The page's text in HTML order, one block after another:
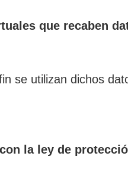
que recaben
se utilizan dichos
la ley de